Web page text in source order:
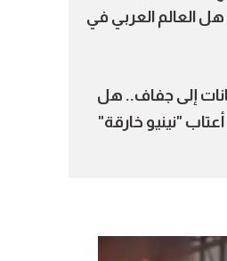
هل العالم العربي في
إلى جفاف.. هل
"نينيو خارقة"